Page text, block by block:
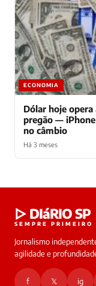
ECONOMIA
Dólar hoje opera
pregão — iPhone
no câmbio
Há 3 meses
online
▷ DIáRIO SP
SEMPRE PRIMEIRO
Jornalismo
agilidade e
f 𝕏 ig